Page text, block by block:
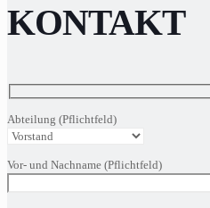
KONTAKT
Abteilung (Pflichtfeld)
Vor- und Nachname (Pflichtfeld)